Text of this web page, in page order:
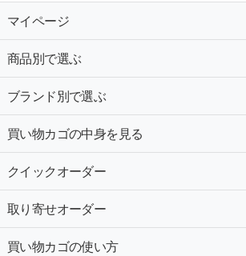
マイページ
商品別で選ぶ
ブランド別で選ぶ
買い物カゴの中身を見る
クイックオーダー
取り寄せオーダー
買い物カゴの使い方